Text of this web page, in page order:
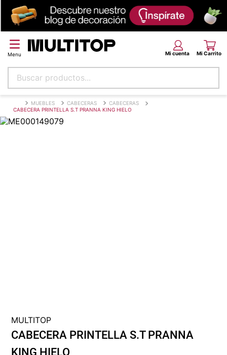
Buscar productos...
MUEBLES CABECERAS
CABECERAS
CABECERA PRINTELLA S.T PRANNA KING HIELO
MULTITOP
CABECERA PRINTELLA S.T PRANNA
KING HIELO
Términos más buscados
papel tapiz